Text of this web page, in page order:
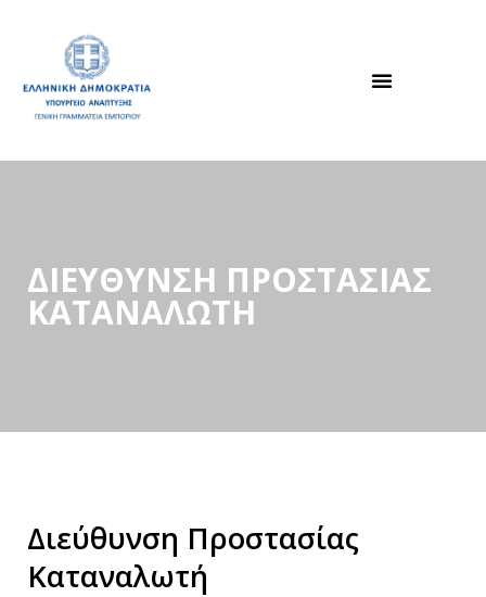
ΔΙΕΎΘΥΝΣΗ ΠΡΟΣΤΑΣΊΑΣ
ΚΑΤΑΝΑΛΩΤΉ
Διεύθυνση Προστασίας
Καταναλωτή